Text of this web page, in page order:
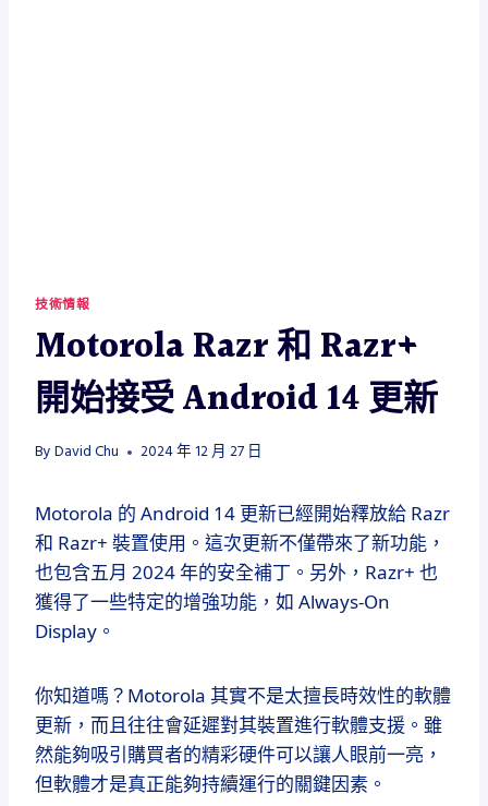
技術情報
Motorola Razr 和 Razr+
開始接受 Android 14 更新
By David Chu 2024 年 12 月 27 日
Motorola 的 Android 14 更新已經開始釋放給 Razr
和 Razr+ 裝置使用。這次更新不僅帶來了新功能，
也包含五月 2024 年的安全補丁。另外，Razr+ 也
獲得了一些特定的增強功能，如 Always-On
Display。
你知道嗎？Motorola 其實不是太擅長時效性的軟體
更新，而且往往會延遲對其裝置進行軟體支援。雖
然能夠吸引購買者的精彩硬件可以讓人眼前一亮，
但軟體才是真正能夠持續運行的關鍵因素。